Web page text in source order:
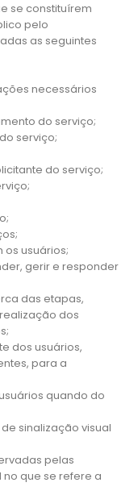
se constituírem
pelo
as seguintes
necessários
do serviço;
serviço;
do serviço;
usuários;
gerir e responder
das etapas,
dos
dos usuários,
para a
quando do
sinalização visual
pelas
que se refere a